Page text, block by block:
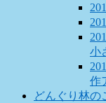
小
作
どんぐり林の